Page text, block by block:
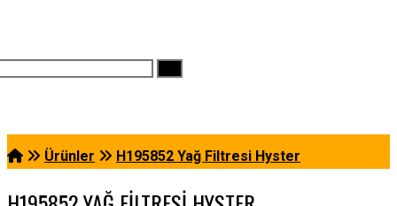
Ürünler H195852 Yağ Filtresi Hyster